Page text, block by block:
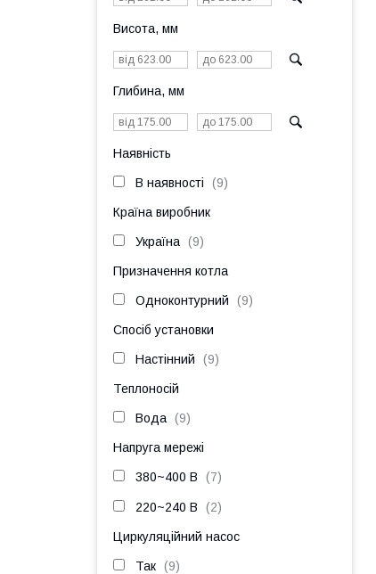
Висота, мм
Глибина, мм
Наявність
В наявності 9
Країна виробник
Україна 9
Призначення котла
Одноконтурний 9
Спосіб установки
Настінний 9
Теплоносій
Вода 9
Напруга мережі
380~400 В 7
220~240 В 2
Циркуляційний насос
Так 9